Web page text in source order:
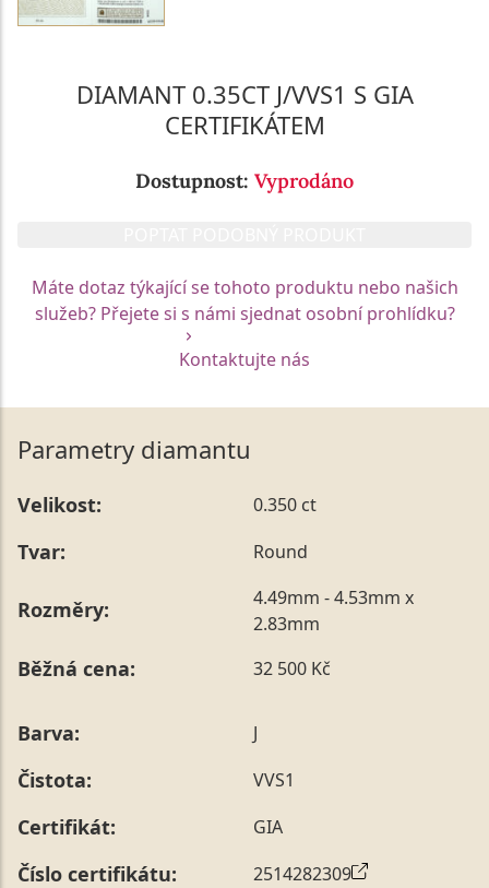
DIAMANT 0.35CT J/VVS1 S GIA
CERTIFIKÁTEM
Dostupnost: Vyprodáno
Máte dotaz týkající se tohoto produktu nebo našich
služeb? Přejete si s námi sjednat osobní prohlídku?
Kontaktujte nás
Parametry diamantu
Velikost: 0.350 ct
Tvar: Round
Rozměry:
4.49mm - 4.53mm x
2.83mm
Běžná cena: 32 500 Kč
Barva: J
Čistota: VVS1
Certifikát: GIA
Číslo certifikátu: 2514282309